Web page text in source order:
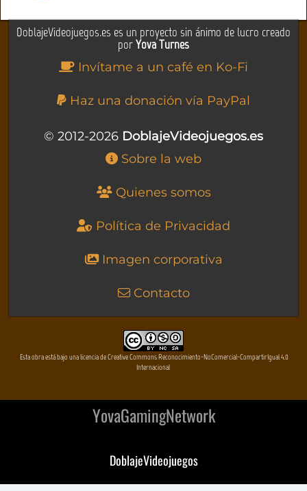
DoblajeVideojuegos.es es un proyecto sin ánimo de lucro creado
porYova Turnes
Invítame a un café en Ko-Fi
Haz una donación vía PayPal
© 2012-2026 DoblajeVideojuegos.es
Sobre la web
Quienes somos
Política de Privacidad
Imagen corporativa
Contacto
Esta obra está bajo una licencia de Creative Commons Reconocimiento-NoComercial-CompartirIgual 4.0
Internacional
YovaGamingNetwork
DoblajeVideojuegos